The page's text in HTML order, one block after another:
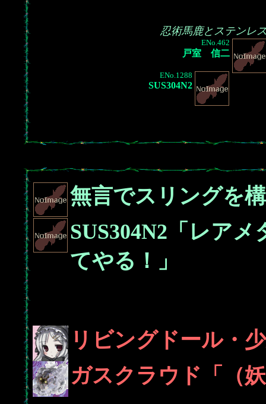
忍術馬鹿とステンレ
ENo.462
戸室 信二
ENo.1288
SUS304N2
無言でスリングを
SUS304N2「レア
てやる！」
リビングドール・
ガスクラウド「（